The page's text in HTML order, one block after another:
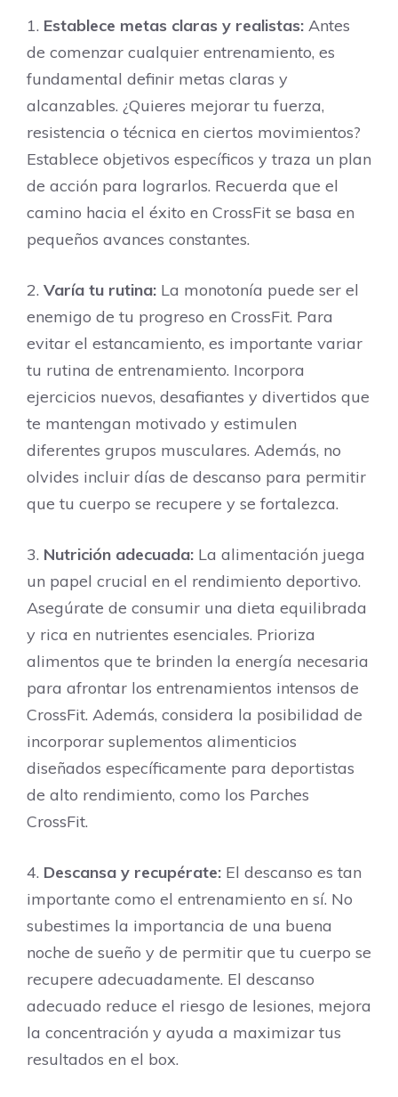
1. Establece metas claras y realistas: Antes
de comenzar cualquier entrenamiento, es
fundamental definir metas claras y
alcanzables. ¿Quieres mejorar tu fuerza,
resistencia o técnica en ciertos movimientos?
Establece objetivos específicos y traza un plan
de acción para lograrlos. Recuerda que el
camino hacia el éxito en CrossFit se basa en
pequeños avances constantes.
2. Varía tu rutina: La monotonía puede ser el
enemigo de tu progreso en CrossFit. Para
evitar el estancamiento, es importante variar
tu rutina de entrenamiento. Incorpora
ejercicios nuevos, desafiantes y divertidos que
te mantengan motivado y estimulen
diferentes grupos musculares. Además, no
olvides incluir días de descanso para permitir
que tu cuerpo se recupere y se fortalezca.
3. Nutrición adecuada: La alimentación juega
un papel crucial en el rendimiento deportivo.
Asegúrate de consumir una dieta equilibrada
y rica en nutrientes esenciales. Prioriza
alimentos que te brinden la energía necesaria
para afrontar los entrenamientos intensos de
CrossFit. Además, considera la posibilidad de
incorporar suplementos alimenticios
diseñados específicamente para deportistas
de alto rendimiento, como los Parches
CrossFit.
4. Descansa y recupérate: El descanso es tan
importante como el entrenamiento en sí. No
subestimes la importancia de una buena
noche de sueño y de permitir que tu cuerpo se
recupere adecuadamente. El descanso
adecuado reduce el riesgo de lesiones, mejora
la concentración y ayuda a maximizar tus
resultados en el box.